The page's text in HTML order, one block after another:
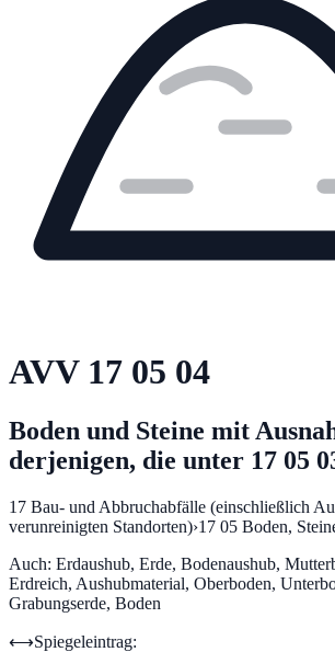
AVV 17 05 04
Boden und Steine mit
derjenigen, die unter 17 05
17 Bau- und Abbruchabfälle (einschließlich
verunreinigten Standorten)›17 05 Boden,
Auch: Erdaushub, Erde, Bodenaushub,
Erdreich, Aushubmaterial, Oberboden,
Grabungserde, Boden
⟷Spiegeleintrag: